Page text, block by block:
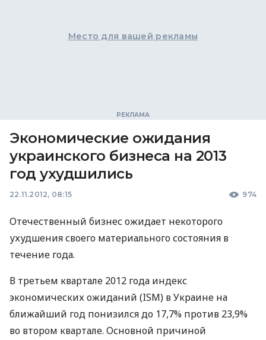
Место для вашей рекламы
Экономические ожидания
украинского бизнеса на 2013
год ухудшились
22.11.2012, 08:15 974
Отечественный бизнес ожидает некоторого
ухудшения своего материального состояния в
течение года.
В третьем квартале 2012 года индекс
экономических ожиданий (ISM) в Украине на
ближайший год понизился до 17,7% против 23,9%
во втором квартале. Основной причиной